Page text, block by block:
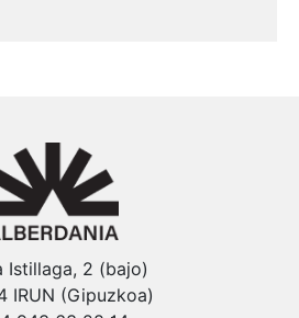
Istillaga, 2 (bajo)
IRUN (Gipuzkoa)